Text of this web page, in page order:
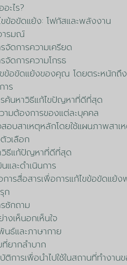
ะไร?
ข้อขัดแย้ง: โฟกัสและพลังงาน
ารมณ์
จัดการความเครียด
จัดการความโกรธ
ขข้อขัดแย้งของคุณ โดยตระหนักถึ
ร
ค้นหาวิธีแก้ไขปัญหาที่ดีที่สุด
ามต้องการของแต่ละบุคคล
อบสาเหตุหลักโดยใช้แผนภาพสาเ
วเลือก
วิธีแก้ปัญหาที่ดีที่สุด
นและดำเนินการ
ารสื่อสารเพื่อการแก้ไขข้อขัดแย้
ก
ซักถาม
งเห็นอกเห็นใจ
ธ์และภาษากาย
ยากลำบาก
การเพื่อนำไปใช้ในสถานที่ทำงา